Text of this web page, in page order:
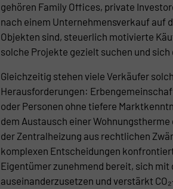
gehören Family Offices, private
nach einem Unternehmensverkauf auf
Objekten sind, steuerlich motivierte
solche Projekte gezielt suchen und
Gleichzeitig stehen viele Verkäufer
Herausforderungen:
oder Personen ohne tiefere
dem Austausch einer
der Zentralheizung aus rechtlichen
komplexen Entscheidungen
Eigentümer zunehmend bereit, sich
auseinanderzusetzen und verstärkt